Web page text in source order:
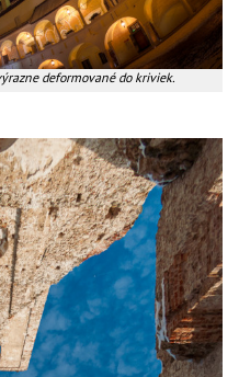
deformované do kriviek.